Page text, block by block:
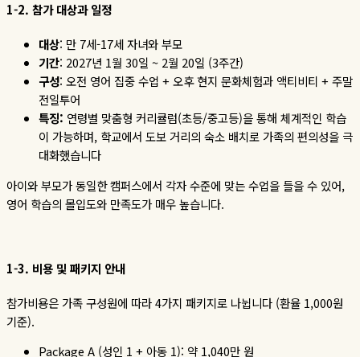
1-2. 참가 대상과 일정
대상: 만 7세-17세 자녀와 부모
기간: 2027년 1월 30일 ~ 2월 20일 (3주간)
구성: 오전 영어 집중 수업 + 오후 현지 문화체험과 액티비티 + 주말
전일투어
특징: 연령별 맞춤형 커리큘럼(초등/중고등)을 통해 체계적인 학습
이 가능하며, 학교에서 도보 거리의 숙소 배치로 가족의 편의성을 극
대화했습니다
아이와 부모가 동일한 캠퍼스에서 각자 수준에 맞는 수업을 들을 수 있어,
영어 학습의 몰입도와 만족도가 매우 높습니다.
1-3. 비용 및 패키지 안내
참가비용은 가족 구성원에 따라4가지 패키지로 나뉩니다 (환율 1,000원
기준).
Package A (성인 1 + 아동 1): 약 1,040만원